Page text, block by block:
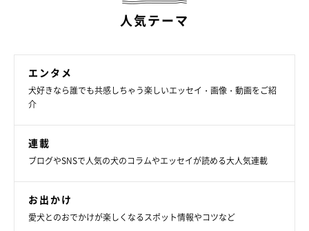
人気テーマ
エンタメ
犬好きなら誰でも共感しちゃう楽しいエッセイ・画像・動画をご紹
介
連載
ブログやSNSで人気の犬のコラムやエッセイが読める大人気連載
お出かけ
愛犬とのおでかけが楽しくなるスポット情報やコツなど